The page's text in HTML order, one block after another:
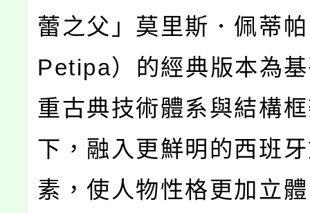
蕾之父」莫里斯．佩蒂
Petipa）的經典版本為
重古典技術體系與結構
下，融入更鮮明的西班
素，使人物性格更加立